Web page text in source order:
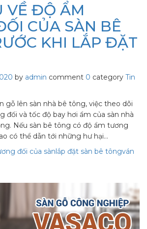
VỀ ĐỘ ẨM
CỦA SÀN BÊ
KHI LẮP ĐẶT
by admin comment 0 category Tin
gỗ lên sàn nhà bê tông, việc theo dõi
đối và tốc độ bay hơi ẩm của sàn nhà
Nếu sàn bê tông có độ ẩm tương
có thể dẫn tới những hư hại…
đối của sànlắp đặt sàn bê tôngván